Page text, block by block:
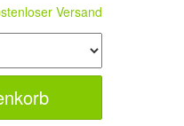
Versand